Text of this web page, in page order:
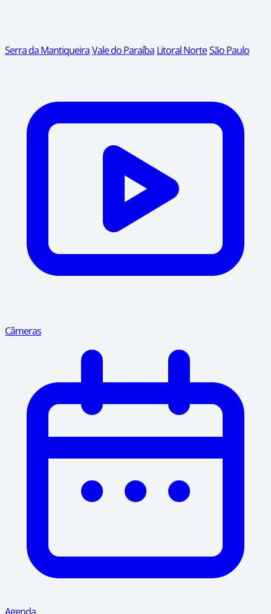
Serra da MantiqueiraVale do Paraíba Litoral NorteSão Paulo
Câmeras